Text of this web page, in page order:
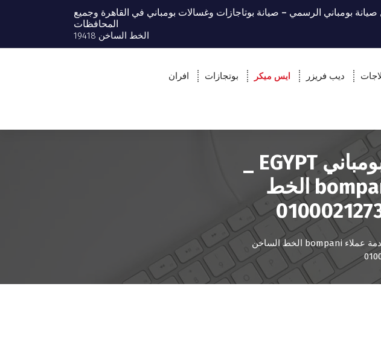
صيانة بومباني الرسمي – صيانة بوتاجازات وغسالات بومباني في القاهرة وجميع
المحافظات
الخط الساخن 19418
ديب فريزر ايس ميكر بوتجازات افران
ارقام خدمة عملاء bompani الخط
مركز صيانة ايس ميكر بومباني EGYPT _ ارقام خدمة عملاء bompani الخط الساخن